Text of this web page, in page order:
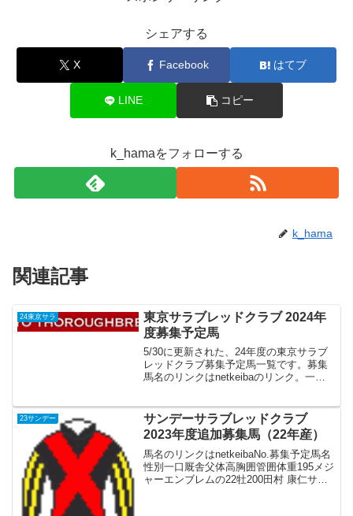
シェアする
X Facebook はてブ
LINE コピー
k_hamaをフォローする
k_hama
関連記事
24東京サラ
東京サラブレッドクラブ 2024年
度募集予定馬
5/30に更新された、24年度の東京サラブ
レッドクラブ募集予定馬一覧です。募集
馬名のリンクはnetkeibaのリンク。一口
の23コントレイル牡木村哲也2クイー...
23サンデー
サンデーサラブレッドクラブ
2023年度追加募集馬（22年産）
馬名のリンクはnetkeibaNo.募集予定馬名
性別一口厩舎父体高胸囲管囲体重195メジ
ャーエンブレムの22牡200田村 康仁サー